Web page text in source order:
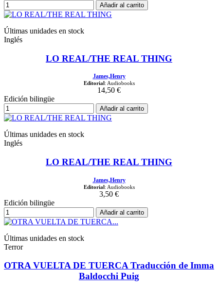
Añadir al carrito
Últimas unidades en stock
Inglés
LO REAL/THE REAL THING
James,Henry
Editorial : Audiobooks
14,50 €
Edición bilingüe
Añadir al carrito
Últimas unidades en stock
Inglés
LO REAL/THE REAL THING
James,Henry
Editorial: Audiobooks
3,50 €
Edición bilingüe
Añadir al carrito
Últimas unidades en stock
Terror
OTRA VUELTA DE TUERCA Traducción de Imma
Baldocchi Puig